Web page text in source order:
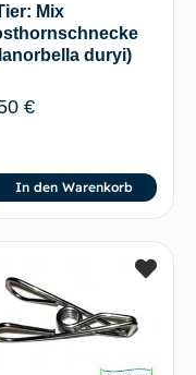
Mix
duryi)
€
In den Warenkorb